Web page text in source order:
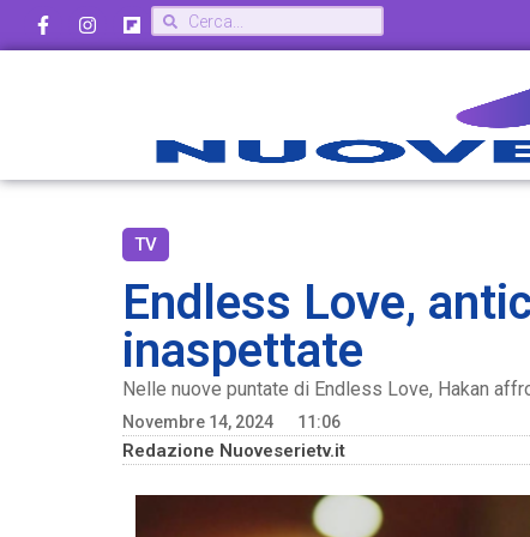
TV
Endless Love,
inaspettate
Nelle nuove puntate di Endless Love, Hakan
Novembre 14, 2024 11:06
Redazione Nuoveserietv.it